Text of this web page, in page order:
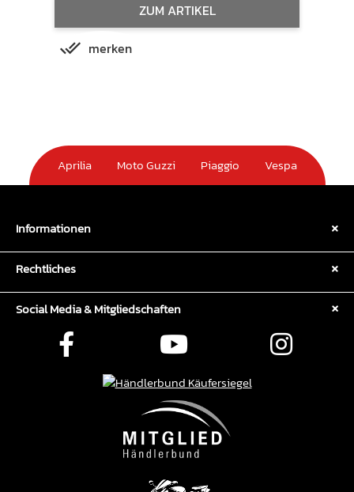
ZUM ARTIKEL
merken
Aprilia Moto Guzzi Piaggio Vespa
Informationen
Rechtliches
Social Media & Mitgliedschaften